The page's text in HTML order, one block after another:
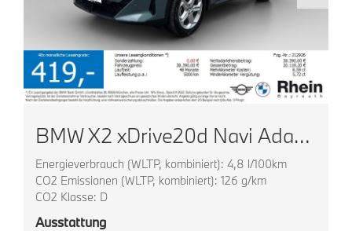
BMW X2 xDrive20d Navi AdapLED ACC HUD Park+ Komfortz
Energieverbrauch (WLTP, kombiniert): 4,8 l/100km
CO2 Emissionen (WLTP, kombiniert): 126 g/km
CO2 Klasse: D
Ausstattung